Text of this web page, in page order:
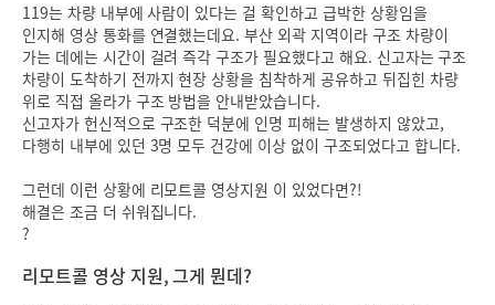
119는 차량 내부에 사람이 있다는 걸 확인하고 급박한 상황임을
인지해 영상 통화를 연결했는데요. 부산 외곽 지역이라 구조 차량이
가는 데에는 시간이 걸려 즉각 구조가 필요했다고 해요. 신고자는 구조
차량이 도착하기 전까지 현장 상황을 침착하게 공유하고 뒤집힌 차량
위로 직접 올라가 구조 방법을 안내받았습니다.
신고자가 헌신적으로 구조한 덕분에 인명 피해는 발생하지 않았고,
다행히 내부에 있던 3명 모두 건강에 이상 없이 구조되었다고 합니다.
그런데 이런 상황에 리모트콜 영상지원 이 있었다면?!
해결은 조금 더 쉬워집니다.
?
리모트콜 영상 지원, 그게 뭔데?